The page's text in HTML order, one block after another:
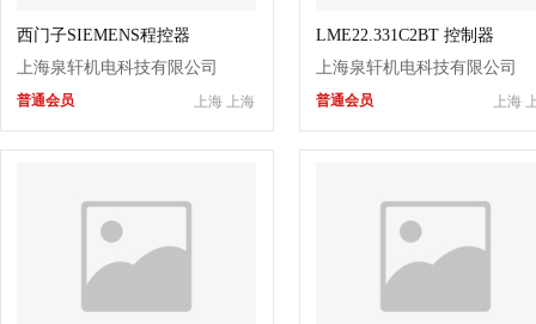
西门子SIEMENS程控器
LME21.330C2
上海泉轩机电科技有限公司
上海 上海
普通会员
LME22.331C2BT 控制器
LME22.331A2BT
上海泉轩机电科技有限公司
上海
普通会员